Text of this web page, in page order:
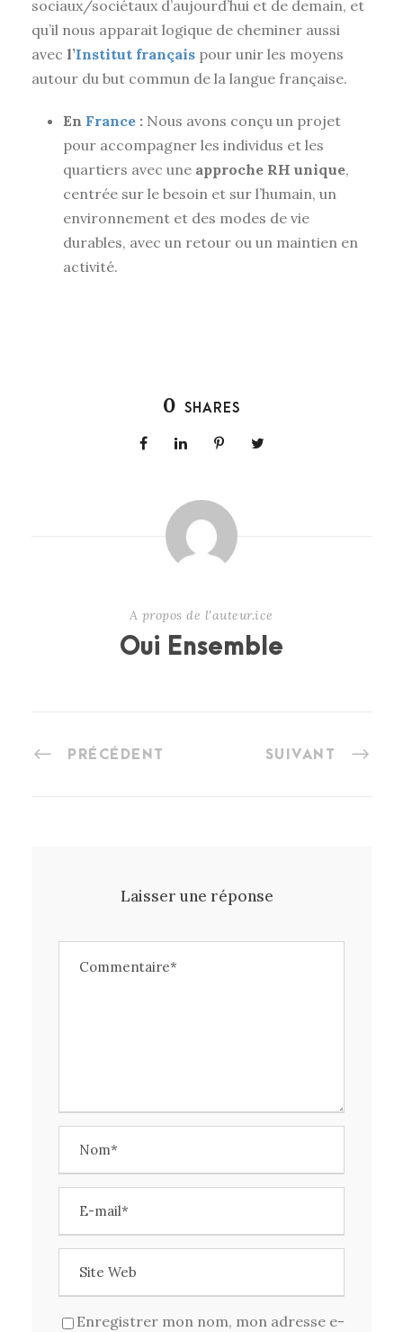
sociaux/sociétaux d’aujourd’hui et de demain, et
qu’il nous apparait logique de cheminer aussi
avec l’Institut français pour unir les moyens
autour du but commun de la langue française.
En France : Nous avons conçu un projet
pour accompagner les individus et les
quartiers avec une approche RH unique,
centrée sur le besoin et sur l’humain, un
environnement et des modes de vie
durables, avec un retour ou un maintien en
activité.
0 SHARES
A propos de l'auteur.ice
Oui Ensemble
PRÉCÉDENT SUIVANT
Laisser une réponse
Enregistrer mon nom, mon adresse e-